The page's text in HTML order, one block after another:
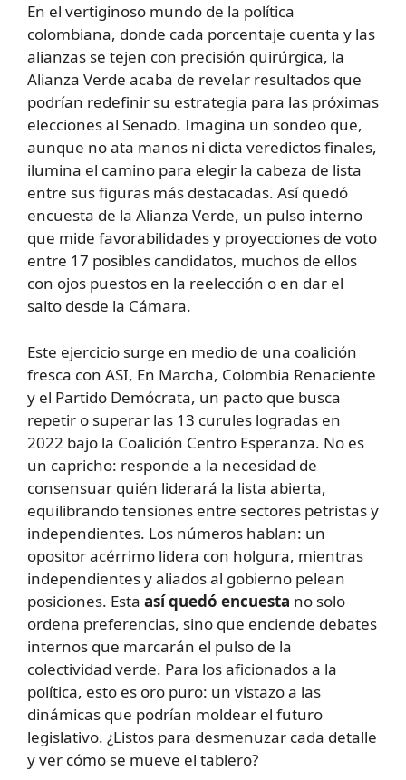
En el vertiginoso mundo de la política
colombiana, donde cada porcentaje cuenta y las
alianzas se tejen con precisión quirúrgica, la
Alianza Verde acaba de revelar resultados que
podrían redefinir su estrategia para las próximas
elecciones al Senado. Imagina un sondeo que,
aunque no ata manos ni dicta veredictos finales,
ilumina el camino para elegir la cabeza de lista
entre sus figuras más destacadas. Así quedó
encuesta de la Alianza Verde, un pulso interno
que mide favorabilidades y proyecciones de voto
entre 17 posibles candidatos, muchos de ellos
con ojos puestos en la reelección o en dar el
salto desde la Cámara.
Este ejercicio surge en medio de una coalición
fresca con ASI, En Marcha, Colombia Renaciente
y el Partido Demócrata, un pacto que busca
repetir o superar las 13 curules logradas en
2022 bajo la Coalición Centro Esperanza. No es
un capricho: responde a la necesidad de
consensuar quién liderará la lista abierta,
equilibrando tensiones entre sectores petristas y
independientes. Los números hablan: un
opositor acérrimo lidera con holgura, mientras
independientes y aliados al gobierno pelean
posiciones. Esta así quedó encuesta no solo
ordena preferencias, sino que enciende debates
internos que marcarán el pulso de la
colectividad verde. Para los aficionados a la
política, esto es oro puro: un vistazo a las
dinámicas que podrían moldear el futuro
legislativo. ¿Listos para desmenuzar cada detalle
y ver cómo se mueve el tablero?